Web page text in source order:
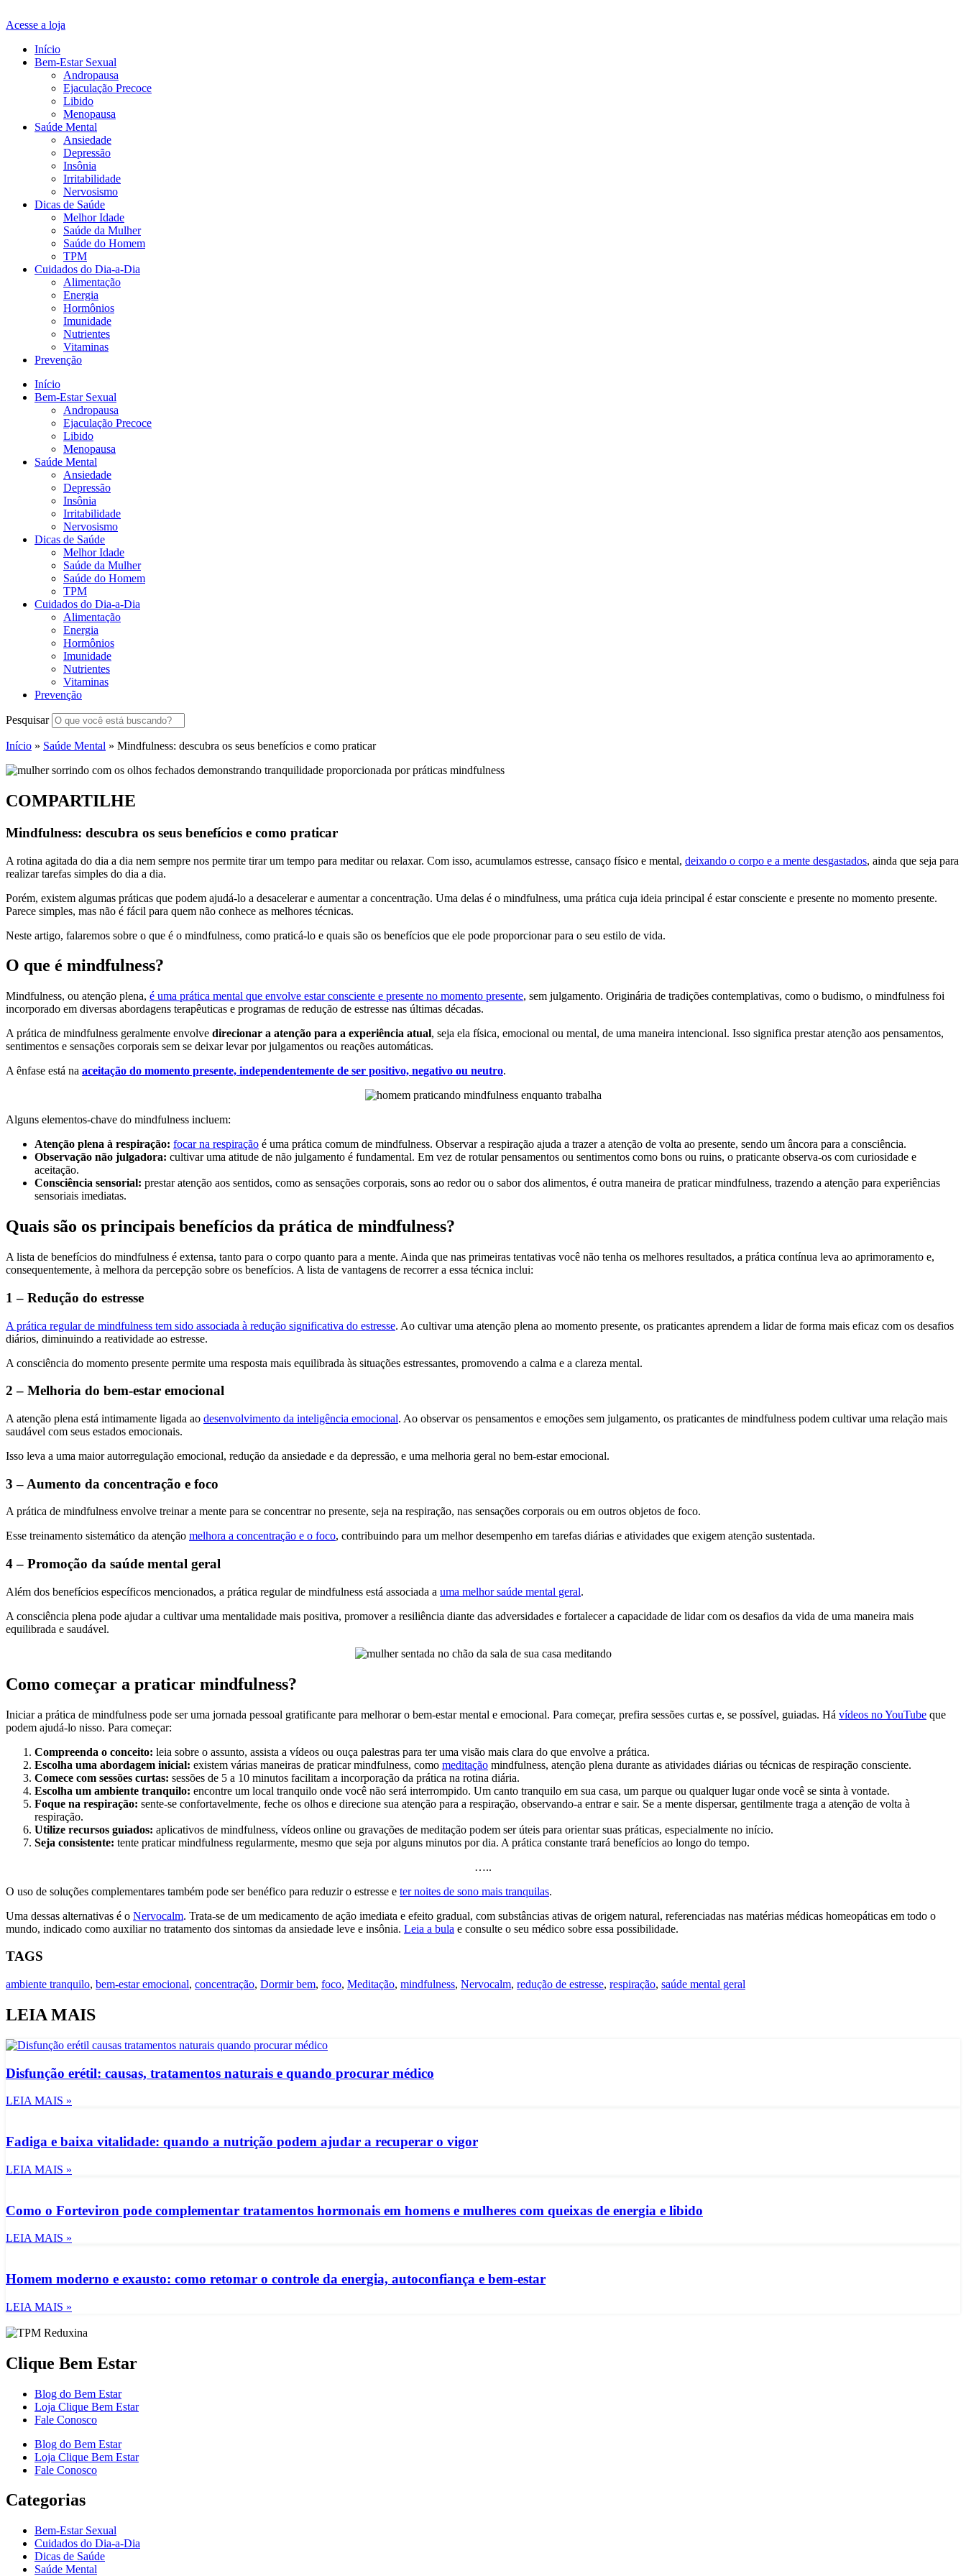
Acesse a loja
Início
Bem-Estar Sexual
Andropausa
Ejaculação Precoce
Libido
Menopausa
Saúde Mental
Ansiedade
Depressão
Insônia
Irritabilidade
Nervosismo
Dicas de Saúde
Melhor Idade
Saúde da Mulher
Saúde do Homem
TPM
Cuidados do Dia-a-Dia
Alimentação
Energia
Hormônios
Imunidade
Nutrientes
Vitaminas
Prevenção
Início
Bem-Estar Sexual
Andropausa
Ejaculação Precoce
Libido
Menopausa
Saúde Mental
Ansiedade
Depressão
Insônia
Irritabilidade
Nervosismo
Dicas de Saúde
Melhor Idade
Saúde da Mulher
Saúde do Homem
TPM
Cuidados do Dia-a-Dia
Alimentação
Energia
Hormônios
Imunidade
Nutrientes
Vitaminas
Prevenção
Pesquisar
Início » Saúde Mental » Mindfulness: descubra os seus benefícios e como praticar
COMPARTILHE
Mindfulness: descubra os seus benefícios e como praticar
A rotina agitada do dia a dia nem sempre nos permite tirar um tempo para meditar ou relaxar. Com isso, acumulamos estresse, cansaço físico e mental, deixando o corpo e a mente desgastados, ainda que seja para
realizar tarefas simples do dia a dia.
Porém, existem algumas práticas que podem ajudá-lo a desacelerar e aumentar a concentração. Uma delas é o mindfulness, uma prática cuja ideia principal é estar consciente e presente no momento presente.
Parece simples, mas não é fácil para quem não conhece as melhores técnicas.
Neste artigo, falaremos sobre o que é o mindfulness, como praticá-lo e quais são os benefícios que ele pode proporcionar para o seu estilo de vida.
O que é mindfulness?
Mindfulness, ou atenção plena, é uma prática mental que envolve estar consciente e presente no momento presente, sem julgamento. Originária de tradições contemplativas, como o budismo, o mindfulness foi
incorporado em diversas abordagens terapêuticas e programas de redução de estresse nas últimas décadas.
A prática de mindfulness geralmente envolve direcionar a atenção para a experiência atual, seja ela física, emocional ou mental, de uma maneira intencional. Isso significa prestar atenção aos pensamentos,
sentimentos e sensações corporais sem se deixar levar por julgamentos ou reações automáticas.
A ênfase está na aceitação do momento presente, independentemente de ser positivo, negativo ou neutro.
Alguns elementos-chave do mindfulness incluem:
Atenção plena à respiração: focar na respiração é uma prática comum de mindfulness. Observar a respiração ajuda a trazer a atenção de volta ao presente, sendo um âncora para a consciência.
Observação não julgadora: cultivar uma atitude de não julgamento é fundamental. Em vez de rotular pensamentos ou sentimentos como bons ou ruins, o praticante observa-os com curiosidade e
aceitação.
Consciência sensorial: prestar atenção aos sentidos, como as sensações corporais, sons ao redor ou o sabor dos alimentos, é outra maneira de praticar mindfulness, trazendo a atenção para experiências
sensoriais imediatas.
Quais são os principais benefícios da prática de mindfulness?
A lista de benefícios do mindfulness é extensa, tanto para o corpo quanto para a mente. Ainda que nas primeiras tentativas você não tenha os melhores resultados, a prática contínua leva ao aprimoramento e,
consequentemente, à melhora da percepção sobre os benefícios. A lista de vantagens de recorrer a essa técnica inclui:
1 – Redução do estresse
A prática regular de mindfulness tem sido associada à redução significativa do estresse. Ao cultivar uma atenção plena ao momento presente, os praticantes aprendem a lidar de forma mais eficaz com os desafios
diários, diminuindo a reatividade ao estresse.
A consciência do momento presente permite uma resposta mais equilibrada às situações estressantes, promovendo a calma e a clareza mental.
2 – Melhoria do bem-estar emocional
A atenção plena está intimamente ligada ao desenvolvimento da inteligência emocional. Ao observar os pensamentos e emoções sem julgamento, os praticantes de mindfulness podem cultivar uma relação mais
saudável com seus estados emocionais.
Isso leva a uma maior autorregulação emocional, redução da ansiedade e da depressão, e uma melhoria geral no bem-estar emocional.
3 – Aumento da concentração e foco
A prática de mindfulness envolve treinar a mente para se concentrar no presente, seja na respiração, nas sensações corporais ou em outros objetos de foco.
Esse treinamento sistemático da atenção melhora a concentração e o foco, contribuindo para um melhor desempenho em tarefas diárias e atividades que exigem atenção sustentada.
4 – Promoção da saúde mental geral
Além dos benefícios específicos mencionados, a prática regular de mindfulness está associada a uma melhor saúde mental geral.
A consciência plena pode ajudar a cultivar uma mentalidade mais positiva, promover a resiliência diante das adversidades e fortalecer a capacidade de lidar com os desafios da vida de uma maneira mais
equilibrada e saudável.
Como começar a praticar mindfulness?
Iniciar a prática de mindfulness pode ser uma jornada pessoal gratificante para melhorar o bem-estar mental e emocional. Para começar, prefira sessões curtas e, se possível, guiadas. Há vídeos no YouTube que
podem ajudá-lo nisso. Para começar:
Compreenda o conceito: leia sobre o assunto, assista a vídeos ou ouça palestras para ter uma visão mais clara do que envolve a prática.
Escolha uma abordagem inicial: existem várias maneiras de praticar mindfulness, como meditação mindfulness, atenção plena durante as atividades diárias ou técnicas de respiração consciente.
Comece com sessões curtas: sessões de 5 a 10 minutos facilitam a incorporação da prática na rotina diária.
Escolha um ambiente tranquilo: encontre um local tranquilo onde você não será interrompido. Um canto tranquilo em sua casa, um parque ou qualquer lugar onde você se sinta à vontade.
Foque na respiração: sente-se confortavelmente, feche os olhos e direcione sua atenção para a respiração, observando-a entrar e sair. Se a mente dispersar, gentilmente traga a atenção de volta à
respiração.
Utilize recursos guiados: aplicativos de mindfulness, vídeos online ou gravações de meditação podem ser úteis para orientar suas práticas, especialmente no início.
Seja consistente: tente praticar mindfulness regularmente, mesmo que seja por alguns minutos por dia. A prática constante trará benefícios ao longo do tempo.
…..
O uso de soluções complementares também pode ser benéfico para reduzir o estresse e ter noites de sono mais tranquilas.
Uma dessas alternativas é o Nervocalm. Trata-se de um medicamento de ação imediata e efeito gradual, com substâncias ativas de origem natural, referenciadas nas matérias médicas homeopáticas em todo o
mundo, indicado como auxiliar no tratamento dos sintomas da ansiedade leve e insônia. Leia a bula e consulte o seu médico sobre essa possibilidade.
TAGS
ambiente tranquilo, bem-estar emocional, concentração, Dormir bem, foco, Meditação, mindfulness, Nervocalm, redução de estresse, respiração, saúde mental geral
LEIA MAIS
Disfunção erétil: causas, tratamentos naturais e quando procurar médico
LEIA MAIS »
Fadiga e baixa vitalidade: quando a nutrição podem ajudar a recuperar o vigor
LEIA MAIS »
Como o Forteviron pode complementar tratamentos hormonais em homens e mulheres com queixas de energia e libido
LEIA MAIS »
Homem moderno e exausto: como retomar o controle da energia, autoconfiança e bem-estar
LEIA MAIS »
Clique Bem Estar
Blog do Bem Estar
Loja Clique Bem Estar
Fale Conosco
Blog do Bem Estar
Loja Clique Bem Estar
Fale Conosco
Categorias
Bem-Estar Sexual
Cuidados do Dia-a-Dia
Dicas de Saúde
Saúde Mental